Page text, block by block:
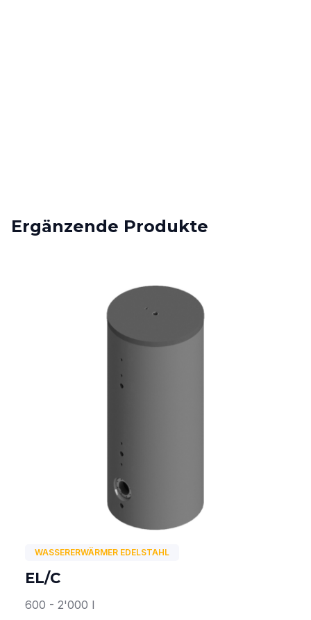
Ergänzende Produkte
WASSERERWÄRMER EDELSTAHL
EL/C
600 - 2'000 l